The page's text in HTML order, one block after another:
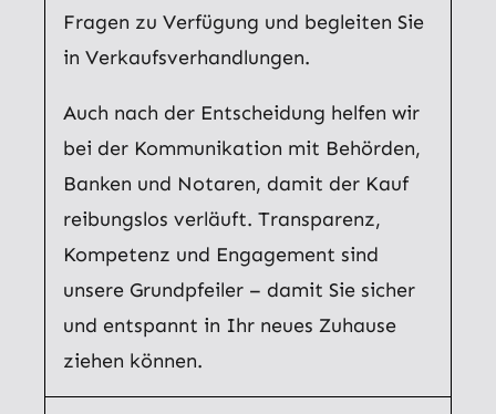
Fragen zu Verfügung und begleiten Sie
in Verkaufsverhandlungen.
Auch nach der Entscheidung helfen wir
bei der Kommunikation mit Behörden,
Banken und Notaren, damit der Kauf
reibungslos verläuft. Transparenz,
Kompetenz und Engagement sind
unsere Grundpfeiler – damit Sie sicher
und entspannt in Ihr neues Zuhause
ziehen können.